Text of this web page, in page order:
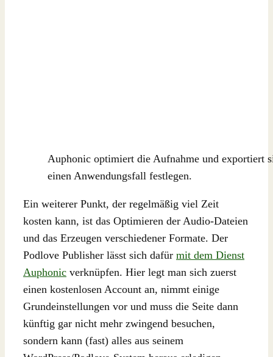
Auphonic optimiert die Aufnahme und exportiert
einen Anwendungsfall festlegen.
Ein weiterer Punkt, der regelmäßig viel Zeit
kosten kann, ist das Optimieren der Audio-Dateien
und das Erzeugen verschiedener Formate. Der
Podlove Publisher lässt sich dafür mit dem Dienst
Auphonic verknüpfen. Hier legt man sich zuerst
einen kostenlosen Account an, nimmt einige
Grundeinstellungen vor und muss die Seite dann
künftig gar nicht mehr zwingend besuchen,
sondern kann (fast) alles aus seinem